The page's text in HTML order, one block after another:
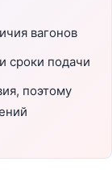
вагонов
сроки подачи
поэтому